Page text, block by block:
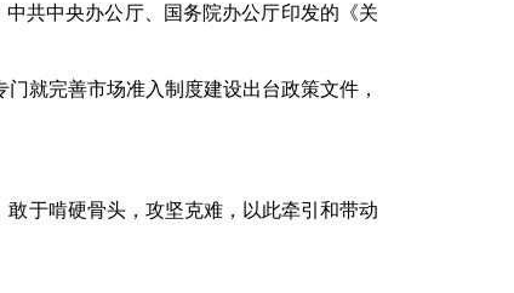
共中央办公厅、国务院办公厅印发的《关
就完善市场准入制度建设出台政策文件，
敢于啃硬骨头，攻坚克难，以此牵引和带动